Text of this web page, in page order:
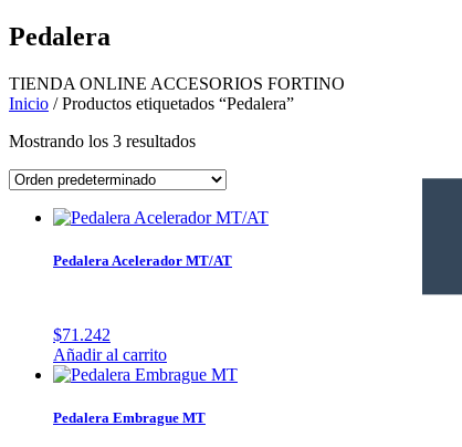
Pedalera
TIENDA ONLINE ACCESORIOS FORTINO
Inicio / Productos etiquetados “Pedalera”
Mostrando los 3 resultados
Pedalera Acelerador MT/AT
$71.242
Añadir al carrito
Pedalera Embrague MT